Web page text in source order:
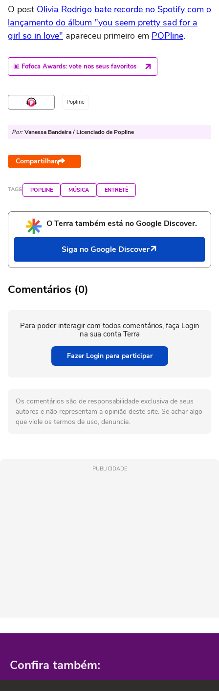
O post Olivia Rodrigo bate recorde no Spotify com o
lançamento do álbum "you seem pretty sad for a
girl so in love" apareceu primeiro em POPline.
📊 Fofoca Awards: vote nos seus favoritos
Popline
Por: Vanessa Bandeira / Licenciado de Popline
Compartilhar
TAGS POPLINE MÚSICA ENTRETÊ
O Terra também está no Google Discover.
Siga no Google Discover
Comentários (0)
Para poder interagir com todos comentários, faça Login
na sua conta Terra
Fazer Login para participar
Os comentários são de responsabilidade exclusiva de seus
autores e não representam a opinião deste site. Se achar algo
que viole os termos de uso, denuncie.
PUBLICIDADE
Confira também: